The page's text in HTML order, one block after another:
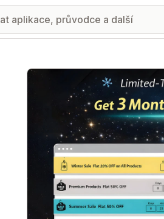
Galerie propagovaných obrázků